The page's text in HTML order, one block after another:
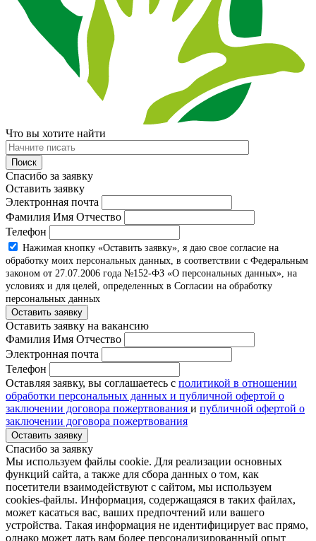
Что вы хотите найти
Спасибо за заявку
Оставить заявку
Электронная почта
Фамилия Имя Отчество
Телефон
Нажимая кнопку «Оставить заявку», я даю свое согласие на
обработку моих персональных данных, в соответствии с Федеральным
законом от 27.07.2006 года №152-ФЗ «О персональных данных», на
условиях и для целей, определенных в Согласии на обработку
персональных данных
Оставить заявку
Оставить заявку на вакансию
Фамилия Имя Отчество
Электронная почта
Телефон
Оставляя заявку, вы соглашаетесь с политикой в отношении
обработки персональных данных и публичной офертой о
заключении договора пожертвования и публичной офертой о
заключении договора пожертвования
Оставить заявку
Спасибо за заявку
Мы используем файлы cookie. Для реализации основных
функций сайта, а также для сбора данных о том, как
посетители взаимодействуют с сайтом, мы используем
cookies-файлы. Информация, содержащаяся в таких файлах,
может касаться вас, ваших предпочтений или вашего
устройства. Такая информация не идентифицирует вас прямо,
однако может дать вам более персонализированный опыт